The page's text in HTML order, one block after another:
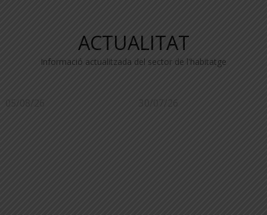
ACTUALITAT
Informació actualitzada del sector de l'habitatge
05/08/26 30/07/26